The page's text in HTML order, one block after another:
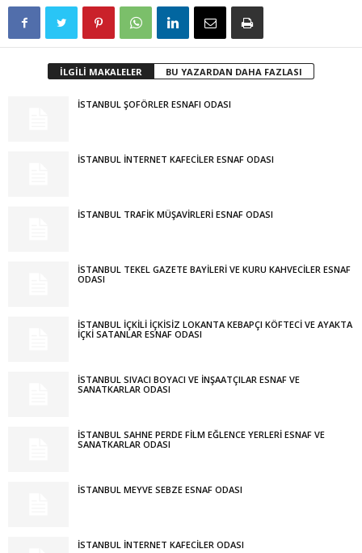
İLGİLİ MAKALELER BU YAZARDAN DAHA FAZLASI
İSTANBUL ŞOFÖRLER ESNAFI ODASI
İSTANBUL İNTERNET KAFECİLER ESNAF ODASI
İSTANBUL TRAFİK MÜŞAVİRLERİ ESNAF ODASI
İSTANBUL TEKEL GAZETE BAYİLERİ VE KURU KAHVECİLER ESNAF
ODASI
İSTANBUL İÇKİLİ İÇKİSİZ LOKANTA KEBAPÇI KÖFTECİ VE AYAKTA
İÇKİ SATANLAR ESNAF ODASI
İSTANBUL SIVACI BOYACI VE İNŞAATÇILAR ESNAF VE
SANATKARLAR ODASI
İSTANBUL SAHNE PERDE FİLM EĞLENCE YERLERİ ESNAF VE
SANATKARLAR ODASI
İSTANBUL MEYVE SEBZE ESNAF ODASI
İSTANBUL İNTERNET KAFECİLER ODASI